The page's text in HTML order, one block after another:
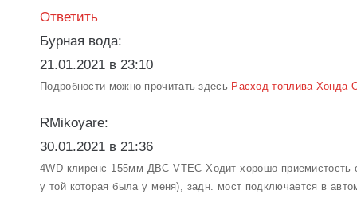
Ответить
Бурная вода:
21.01.2021 в 23:10
Подробности можно прочитать здесь Расход топлива Хонда
RMikoyare:
30.01.2021 в 21:36
4WD клиренс 155мм ДВС VTEC Ходит хорошо
у той которая была у меня), задн. мост подключается в